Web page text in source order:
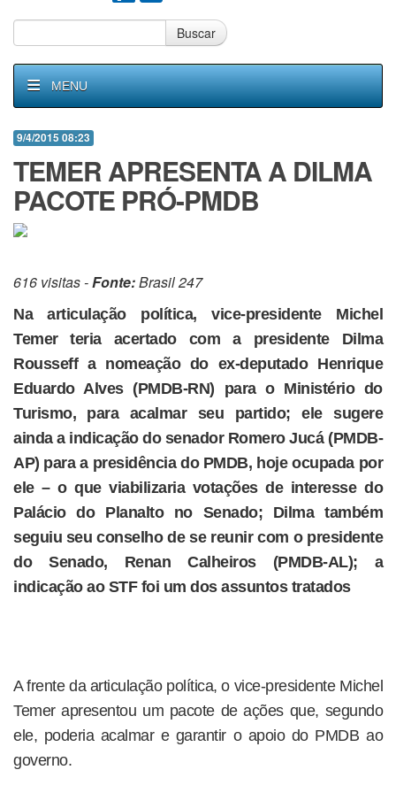
Buscar
MENU
9/4/2015 08:23
TEMER APRESENTA A DILMA
PACOTE PRÓ-PMDB
616 visitas -Fonte:Brasil 247
Na articulação política, vice-presidente Michel
Temer teria acertado com a presidente Dilma
Rousseff a nomeação do ex-deputado Henrique
Eduardo Alves (PMDB-RN) para o Ministério do
Turismo, para acalmar seu partido; ele sugere
ainda a indicação do senador Romero Jucá (PMDB-
AP) para a presidência do PMDB, hoje ocupada por
ele – o que viabilizaria votações de interesse do
Palácio do Planalto no Senado; Dilma também
seguiu seu conselho de se reunir com o presidente
do Senado, Renan Calheiros (PMDB-AL); a
indicação ao STF foi um dos assuntos tratados
A frente da articulação política, o vice-presidente Michel
Temer apresentou um pacote de ações que, segundo
ele, poderia acalmar e garantir o apoio do PMDB ao
governo.